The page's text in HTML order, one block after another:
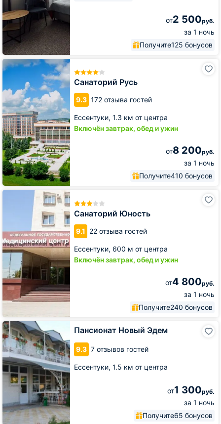
от2 500руб.
за 1 ночь
Получите125 бонусов
Санаторий Русь
9.3 172 отзыва гостей
Ессентуки, 1.3 км от центра
Включён завтрак, обед и ужин
от8 200руб.
за 1 ночь
Получите410 бонусов
Санаторий
Русь
Санаторий Юность
9.1 22 отзыва гостей
Ессентуки, 600 м от центра
Включён завтрак, обед и ужин
от4 800руб.
за 1 ночь
Получите240 бонусов
Санаторий
Пансионат Новый Эдем
9.3 7 отзывов гостей
Ессентуки, 1.5 км от центра
от1 300руб.
за 1 ночь
Получите65 бонусов
Пансионат
Новый
Эдем